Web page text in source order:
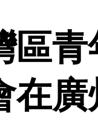
區
在